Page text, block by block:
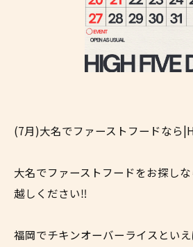
(7月)大名でファーストフードなら
大名でファーストフードをお探し
越しください‼
福岡でチキンオーバーライスとい